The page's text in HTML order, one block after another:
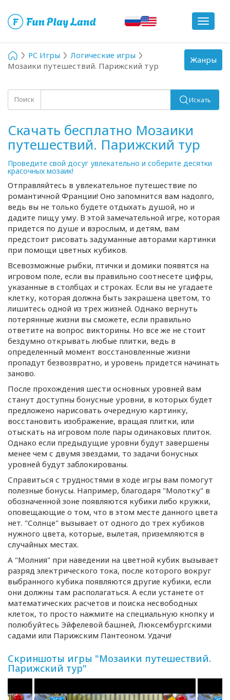
Toggle
PC Игры
Логические игры
Мозаики путешествий. Парижский тур
Поиск Искать
Скачать бесплатно Мозаики
путешествий. Парижский тур
Проведите свой досуг увлекательно и соберите десятки
красочных мозаик!
Отправляйтесь в увлекательное путешествие по
романтичной Франции! Оно запомнится вам надолго,
ведь вы не только будете отдыхать душой, но и
дадите пищу уму. В этой замечательной игре, которая
придется по душе и взрослым, и детям, вам
предстоит рисовать задуманные авторами картинки
при помощи цветных кубиков.
Всевозможные рыбки, птички и домики появятся на
игровом поле, если вы правильно соотнесете цифры,
указанные в столбцах и строках. Если вы не угадаете
клетку, которая должна быть закрашена цветом, то
лишитесь одной из трех жизней. Однако вернуть
потерянные жизни вы сможете, если правильно
ответите на вопрос викторины. Но все же не стоит
бездумно открывать любые плитки, ведь в
определенный момент восстановленные жизни
пропадут безвозвратно, и уровень придется начинать
заново.
После прохождения шести основных уровней вам
станут доступны бонусные уровни, в которых будет
предложено нарисовать очередную картинку,
восстановить изображение, вращая плитки, или
отыскать на игровом поле пары одинаковых плиток.
Однако если предыдущие уровни будут завершены
менее чем с двумя звездами, то задачи бонусных
уровней будут заблокированы.
Справиться с трудностями в ходе игры вам помогут
полезные бонусы. Например, благодаря "Молотку" в
обозначенной зоне появляются кубики либо кружки,
оповещающие о том, что в этом месте данного цвета
нет. "Солнце" вызывает от одного до трех кубиков
нужного цвета, которые, вылетая, приземляются в
случайных местах.
А "Молния" при наведении на цветной кубик вызывает
разряд электрического тока, после которого вокруг
выбранного кубика появляются другие кубики, если
они должны там располагаться. А если устанете от
математических расчетов и поиска несвободных
клеток, то просто нажмите на специальную кнопку и
полюбуйтесь Эйфелевой башней, Люксембургскими
садами или Парижским Пантеоном. Удачи!
Скриншоты игры "Мозаики путешествий.
Парижский тур"
Toggle
navigation
Жанры